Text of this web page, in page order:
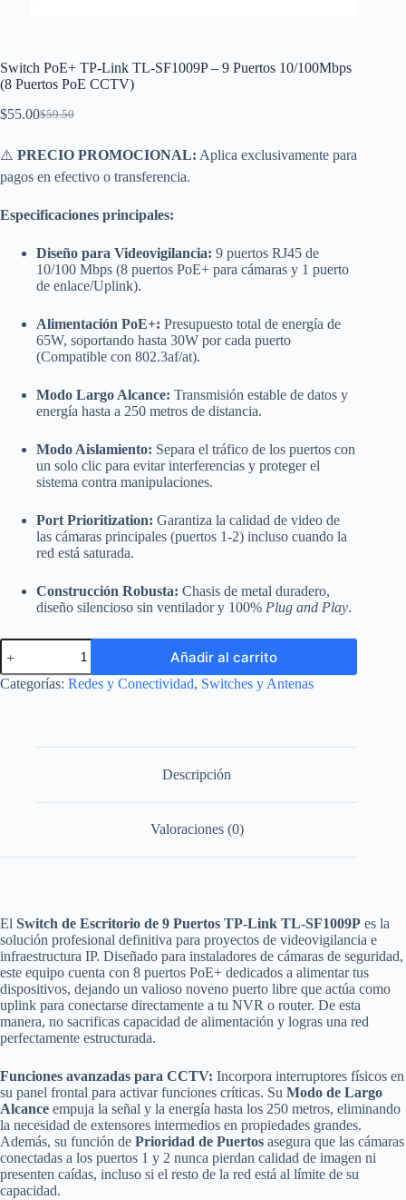
Switch PoE+ TP-Link TL-SF1009P – 9 Puertos 10/100Mbps
(8 Puertos PoE CCTV)
$59.50
El
original
$59.50.
$55.00El
actual
$55.00.
⚠️ PRECIO PROMOCIONAL: Aplica exclusivamente para
pagos en efectivo o transferencia.
Especificaciones principales:
Diseño para Videovigilancia: 9 puertos RJ45 de
10/100 Mbps (8 puertos PoE+ para cámaras y 1 puerto
de enlace/Uplink).
Alimentación PoE+: Presupuesto total de energía de
65W, soportando hasta 30W por cada puerto
(Compatible con 802.3af/at).
Modo Largo Alcance: Transmisión estable de datos y
energía hasta a 250 metros de distancia.
Modo Aislamiento: Separa el tráfico de los puertos con
un solo clic para evitar interferencias y proteger el
sistema contra manipulaciones.
Port Prioritization: Garantiza la calidad de video de
las cámaras principales (puertos 1-2) incluso cuando la
red está saturada.
Construcción Robusta: Chasis de metal duradero,
diseño silencioso sin ventilador y 100% Plug and Play.
Switch
PoE+
TP-
Link
cantidad
Añadir al carrito
Categorías: Redes y Conectividad, Switches y Antenas
Descripción
Valoraciones (0)
El Switch de Escritorio de 9 Puertos TP-Link TL-SF1009P es la
solución profesional definitiva para proyectos de videovigilancia e
infraestructura IP. Diseñado para instaladores de cámaras de seguridad,
este equipo cuenta con 8 puertos PoE+ dedicados a alimentar tus
dispositivos, dejando un valioso noveno puerto libre que actúa como
uplink para conectarse directamente a tu NVR o router. De esta
manera, no sacrificas capacidad de alimentación y logras una red
perfectamente estructurada.
Funciones avanzadas para CCTV: Incorpora interruptores físicos en
su panel frontal para activar funciones críticas. Su Modo de Largo
Alcance empuja la señal y la energía hasta los 250 metros, eliminando
la necesidad de extensores intermedios en propiedades grandes.
Además, su función de Prioridad de Puertos asegura que las cámaras
conectadas a los puertos 1 y 2 nunca pierdan calidad de imagen ni
presenten caídas, incluso si el resto de la red está al límite de su
capacidad.